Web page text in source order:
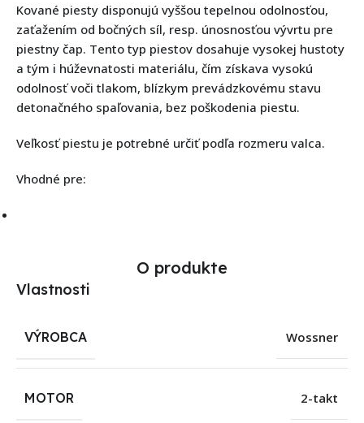
Kované piesty disponujú vyššou tepelnou odolnosťou,
zaťažením od bočných síl, resp. únosnosťou vývrtu pre
piestny čap. Tento typ piestov dosahuje vysokej hustoty
a tým i húževnatosti materiálu, čím získava vysokú
odolnosť voči tlakom, blízkym prevádzkovému stavu
detonačného spaľovania, bez poškodenia piestu.
Veľkosť piestu je potrebné určiť podľa rozmeru valca.
Vhodné pre:
O produkte
Vlastnosti
VÝROBCA Wossner
MOTOR 2-takt